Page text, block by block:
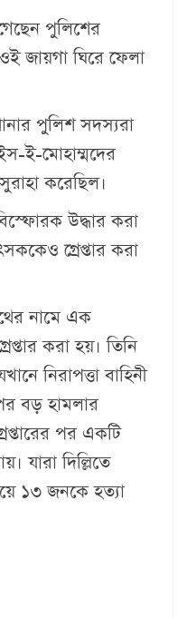
পুলিশের
জায়গা ঘিরে ফেলা
পুলিশ সদস্যরা
ই-মোহাম্মদের
করেছিল।
উদ্ধার করা
গ্রেপ্তার করা
নামে এক
করা হয়। তিনি
নিরাপত্তা বাহিনী
বড় হামলার
পর একটি
যারা দিল্লিতে
১৩ জনকে হত্যা